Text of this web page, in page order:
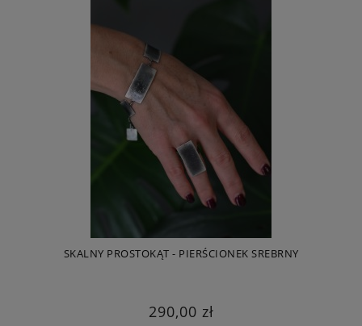
SKALNY PROSTOKĄT - PIERŚCIONEK SREBRNY
290,00 zł